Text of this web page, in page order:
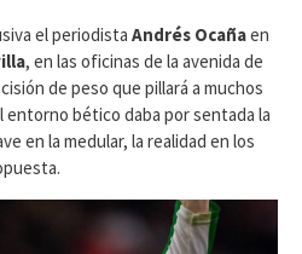
el periodista Andrés Ocañaen
, en las oficinas de la avenida de
de peso que pillará a muchos
bético daba por sentada la
en la medular, la realidad en los